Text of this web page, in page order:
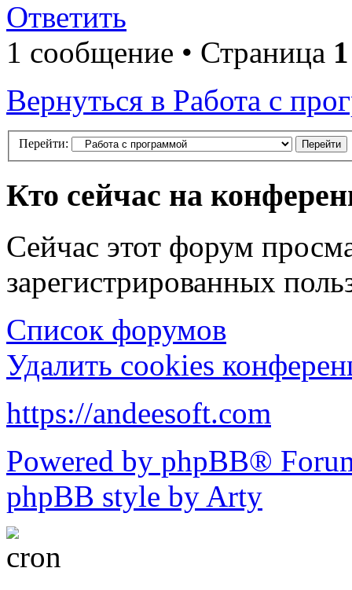
Ответить
1 сообщение • Страница 1
Вернуться в Работа с
Перейти:
Кто сейчас на
Сейчас этот форум
зарегистрированных
Список форумов
Удалить cookies
https://andeesoft.com
Powered by phpBB®
phpBB style by Arty